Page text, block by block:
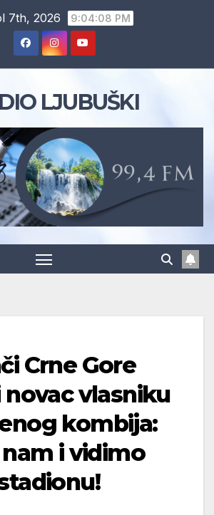
7th, 2026 9:04:09 PM
LJUBUŠKI
Crne Gore
novac vlasniku
kombija:
i vidimo